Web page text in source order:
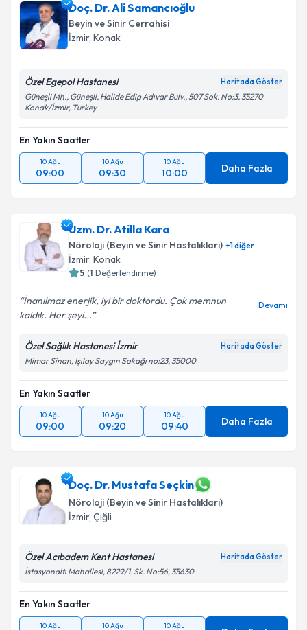
Doç. Dr. Ali Samancıoğlu
Beyin ve Sinir Cerrahisi
İzmir, Konak
Özel Egepol Hastanesi Haritada Göster
Güneşli Mh., Güneşli, Halide Edip Adıvar Bulv., 507 Sok. No:3, 35270
Konak/İzmir, Turkey
En Yakın Saatler
10 Ağu
09:00
10 Ağu
09:30
10 Ağu
10:00 Daha Fazla
Uzm. Dr. Atilla Kara
Nöroloji (Beyin ve Sinir Hastalıkları) +1diğer
İzmir, Konak
5 (1 Değerlendirme)
İnanılmaz enerjik, iyi bir doktordu. Çok memnun
kaldık. Her şeyi...
Devamı
Özel Sağlık Hastanesi İzmir Haritada Göster
Mimar Sinan, Işılay Saygın Sokağı no:23, 35000
En Yakın Saatler
10 Ağu
09:00
10 Ağu
09:20
10 Ağu
09:40 Daha Fazla
Doç. Dr. Mustafa Seçkin
Nöroloji (Beyin ve Sinir Hastalıkları)
İzmir, Çiğli
Özel Acıbadem Kent Hastanesi Haritada Göster
İstasyonaltı Mahallesi, 8229/1. Sk. No:56, 35630
En Yakın Saatler
10 Ağu 10 Ağu 10 Ağu